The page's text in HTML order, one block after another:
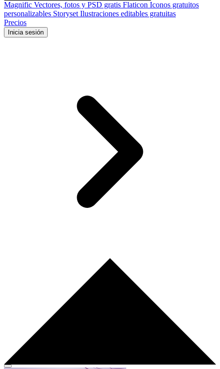
Magnific Vectores, fotos y PSD gratis Flaticon Iconos gratuitos
personalizables Storyset Ilustraciones editables gratuitas
Precios
Inicia sesión